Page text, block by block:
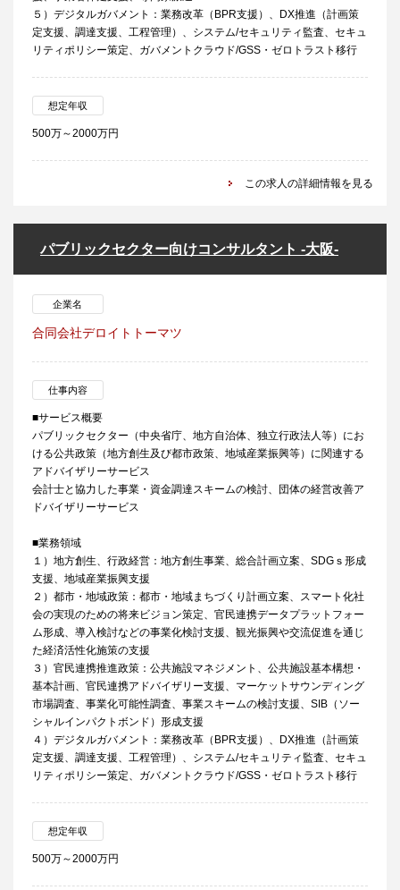
５）デジタルガバメント：業務改革（BPR支援）、DX推進（計画策
定支援、調達支援、工程管理）、システム/セキュリティ監査、セキュ
リティポリシー策定、ガバメントクラウド/GSS・ゼロトラスト移行
想定年収
500万～2000万円
この求人の詳細情報を見る
パブリックセクター向けコンサルタント -大阪-
企業名
合同会社デロイトトーマツ
仕事内容
■サービス概要
パブリックセクター（中央省庁、地方自治体、独立行政法人等）にお
ける公共政策（地方創生及び都市政策、地域産業振興等）に関連する
アドバイザリーサービス
会計士と協力した事業・資金調達スキームの検討、団体の経営改善ア
ドバイザリーサービス
■業務領域
１）地方創生、行政経営：地方創生事業、総合計画立案、SDGｓ形成
支援、地域産業振興支援
２）都市・地域政策：都市・地域まちづくり計画立案、スマート化社
会の実現のための将来ビジョン策定、官民連携データプラットフォー
ム形成、導入検討などの事業化検討支援、観光振興や交流促進を通じ
た経済活性化施策の支援
３）官民連携推進政策：公共施設マネジメント、公共施設基本構想・
基本計画、官民連携アドバイザリー支援、マーケットサウンディング
市場調査、事業化可能性調査、事業スキームの検討支援、SIB（ソー
シャルインパクトボンド）形成支援
４）デジタルガバメント：業務改革（BPR支援）、DX推進（計画策
定支援、調達支援、工程管理）、システム/セキュリティ監査、セキュ
リティポリシー策定、ガバメントクラウド/GSS・ゼロトラスト移行
想定年収
500万～2000万円